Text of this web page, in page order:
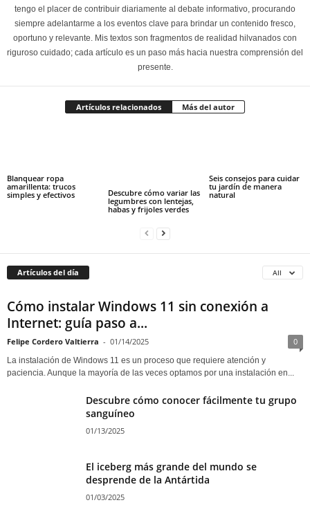
tengo el placer de contribuir diariamente al debate informativo, procurando
siempre adelantarme a los eventos clave para brindar un contenido fresco,
oportuno y relevante. Mis textos son fragmentos de realidad hilvanados con
riguroso cuidado; cada artículo es un paso más hacia nuestra comprensión del
presente.
Artículos relacionados Más del autor
Blanquear ropa
amarillenta: trucos
simples y efectivos
Descubre cómo variar las
legumbres con lentejas,
habas y frijoles verdes
Seis consejos para cuidar
tu jardín de manera
natural
Artículos del día All
Cómo instalar Windows 11 sin conexión a
Internet: guía paso a...
Felipe Cordero Valtierra - 01/14/2025 0
La instalación de Windows 11 es un proceso que requiere atención y
paciencia. Aunque la mayoría de las veces optamos por una instalación en...
Descubre cómo conocer fácilmente tu grupo
sanguíneo
01/13/2025
El iceberg más grande del mundo se
desprende de la Antártida
01/03/2025